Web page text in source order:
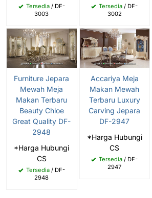
Tersedia/ DF-
3003
Tersedia / DF-
3002
Furniture Jepara
Mewah Meja
Makan Terbaru
Beauty Chloe
Great Quality DF-
2948
*Harga Hubungi
CS
Tersedia/ DF-
2948
Accariya Meja
Makan Mewah
Terbaru Luxury
Carving Jepara
DF-2947
*Harga Hubungi
CS
Tersedia / DF-
2947